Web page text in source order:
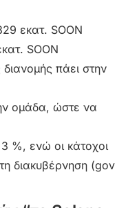
εκατ. SOON
SOON
διανομής πάει στην
ομάδα, ώστε να
%, ενώ οι κάτοχοι
διακυβέρνηση (gov